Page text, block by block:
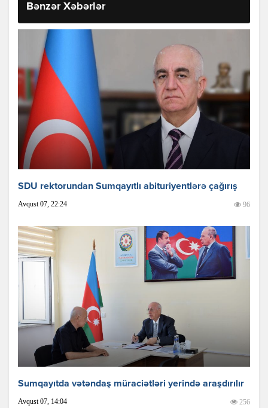
Bənzər Xəbərlər
SDU rektorundan Sumqayıtlı abituriyentlərə çağırış
Avqust 07, 22:24 96
Sumqayıtda vətəndaş müraciətləri yerində araşdırılır
Avqust 07, 14:04 256